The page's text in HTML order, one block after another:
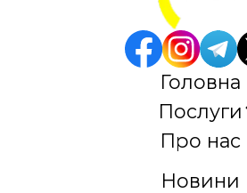
Головна
Послуги
Про нас
Новини